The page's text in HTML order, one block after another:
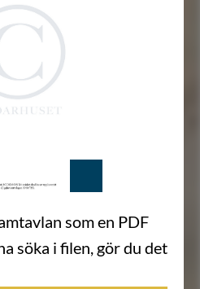
som en PDF
söka i filen, gör du det